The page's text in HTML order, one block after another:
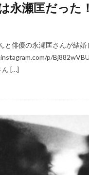
永瀬匡だった
俳優の永瀬匡さんが結
p/
ん […]